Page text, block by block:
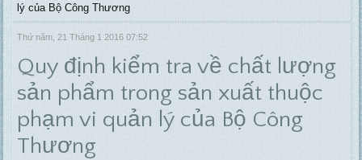
lý của Bộ Công Thương
Thứ năm, 21 Tháng 1 2016 07:52
Quy định kiểm tra về chất lượng
sản phẩm trong sản xuất thuộc
phạm vi quản lý của Bộ Công
Thương